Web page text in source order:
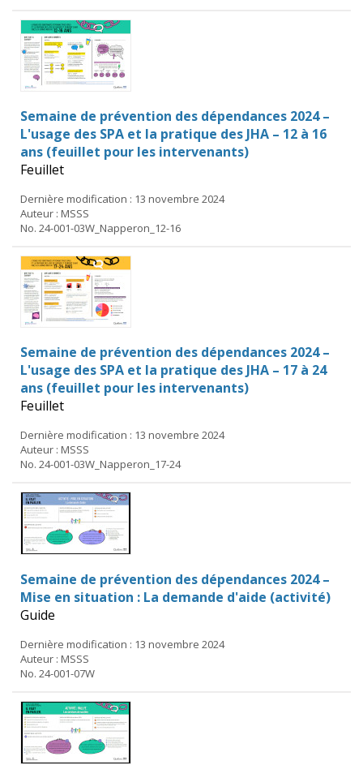
Semaine de prévention des dépendances 2024 –
L'usage des SPA et la pratique des JHA – 12 à 16
ans (feuillet pour les intervenants)
Feuillet
Dernière modification : 13 novembre 2024
Auteur : MSSS
No. 24-001-03W_Napperon_12-16
Semaine de prévention des dépendances 2024 –
L'usage des SPA et la pratique des JHA – 17 à 24
ans (feuillet pour les intervenants)
Feuillet
Dernière modification : 13 novembre 2024
Auteur : MSSS
No. 24-001-03W_Napperon_17-24
Semaine de prévention des dépendances 2024 –
Mise en situation : La demande d'aide (activité)
Guide
Dernière modification : 13 novembre 2024
Auteur : MSSS
No. 24-001-07W